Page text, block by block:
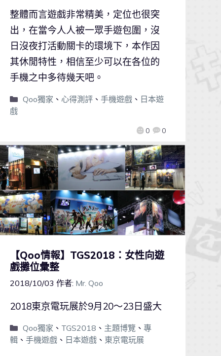
0 0
整體而言遊戲非常精美，定位也很突
出，在當今人人被一眾手遊包圍，沒
日沒夜打活動關卡的環境下，本作因
其休閒特性，相信至少可以在各位的
手機之中多待幾天吧。
Qoo獨家 、 心得測評、 手機遊戲、 日本遊
戲
【Qoo情報】TGS2018：女性向遊
戲攤位彙整
2018/10/03 作者: Mr. Qoo
2018東京電玩展於9月20～23日盛大
Qoo獨家 、 TGS2018 、 主題博覽、 專
輯、 手機遊戲、 日本遊戲、 東京電玩展